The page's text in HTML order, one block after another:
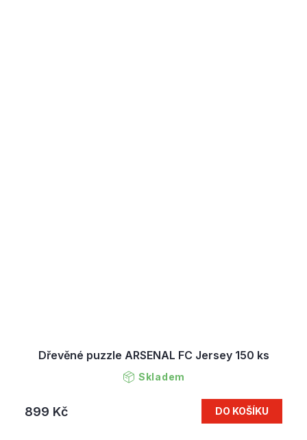
Dřevěné puzzle ARSENAL FC Jersey 150 ks
Skladem
899 Kč DO KOŠÍKU